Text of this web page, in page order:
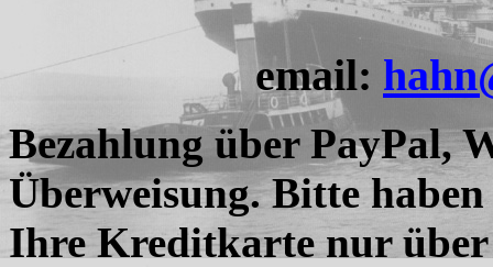
email:
Bezahlung über PayPal,
Überweisung. Bitte
Ihre Kreditkarte nur über